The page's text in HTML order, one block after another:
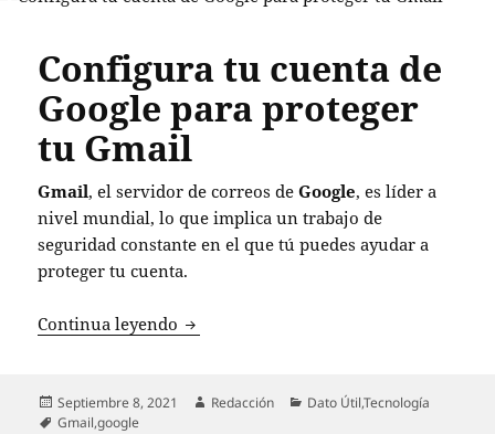
Configura tu cuenta de
Google para proteger
tu Gmail
Gmail, el servidor de correos deGoogle, es líder a
nivel mundial, lo que implica un trabajo de
seguridad constante en el que tú puedes ayudar a
proteger tu cuenta.
Continua leyendo Configura tu cuenta de Google para
Publicado
el
Septiembre 8, 2021 Autor
Redacción Categorías
Dato Útil,Tecnología
Etiquetas
Gmail,google